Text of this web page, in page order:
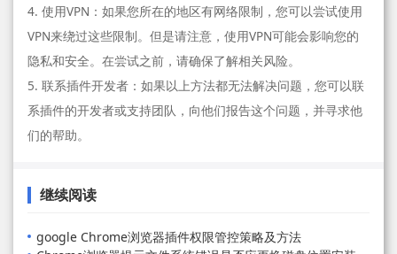
4. 使用VPN：如果您所在的地区有网络限制，您可以尝试使用
VPN来绕过这些限制。但是请注意，使用VPN可能会影响您的
隐私和安全。在尝试之前，请确保了解相关风险。
5. 联系插件开发者：如果以上方法都无法解决问题，您可以联
系插件的开发者或支持团队，向他们报告这个问题，并寻求他
们的帮助。
继续阅读
google Chrome浏览器插件权限管控策略及方法